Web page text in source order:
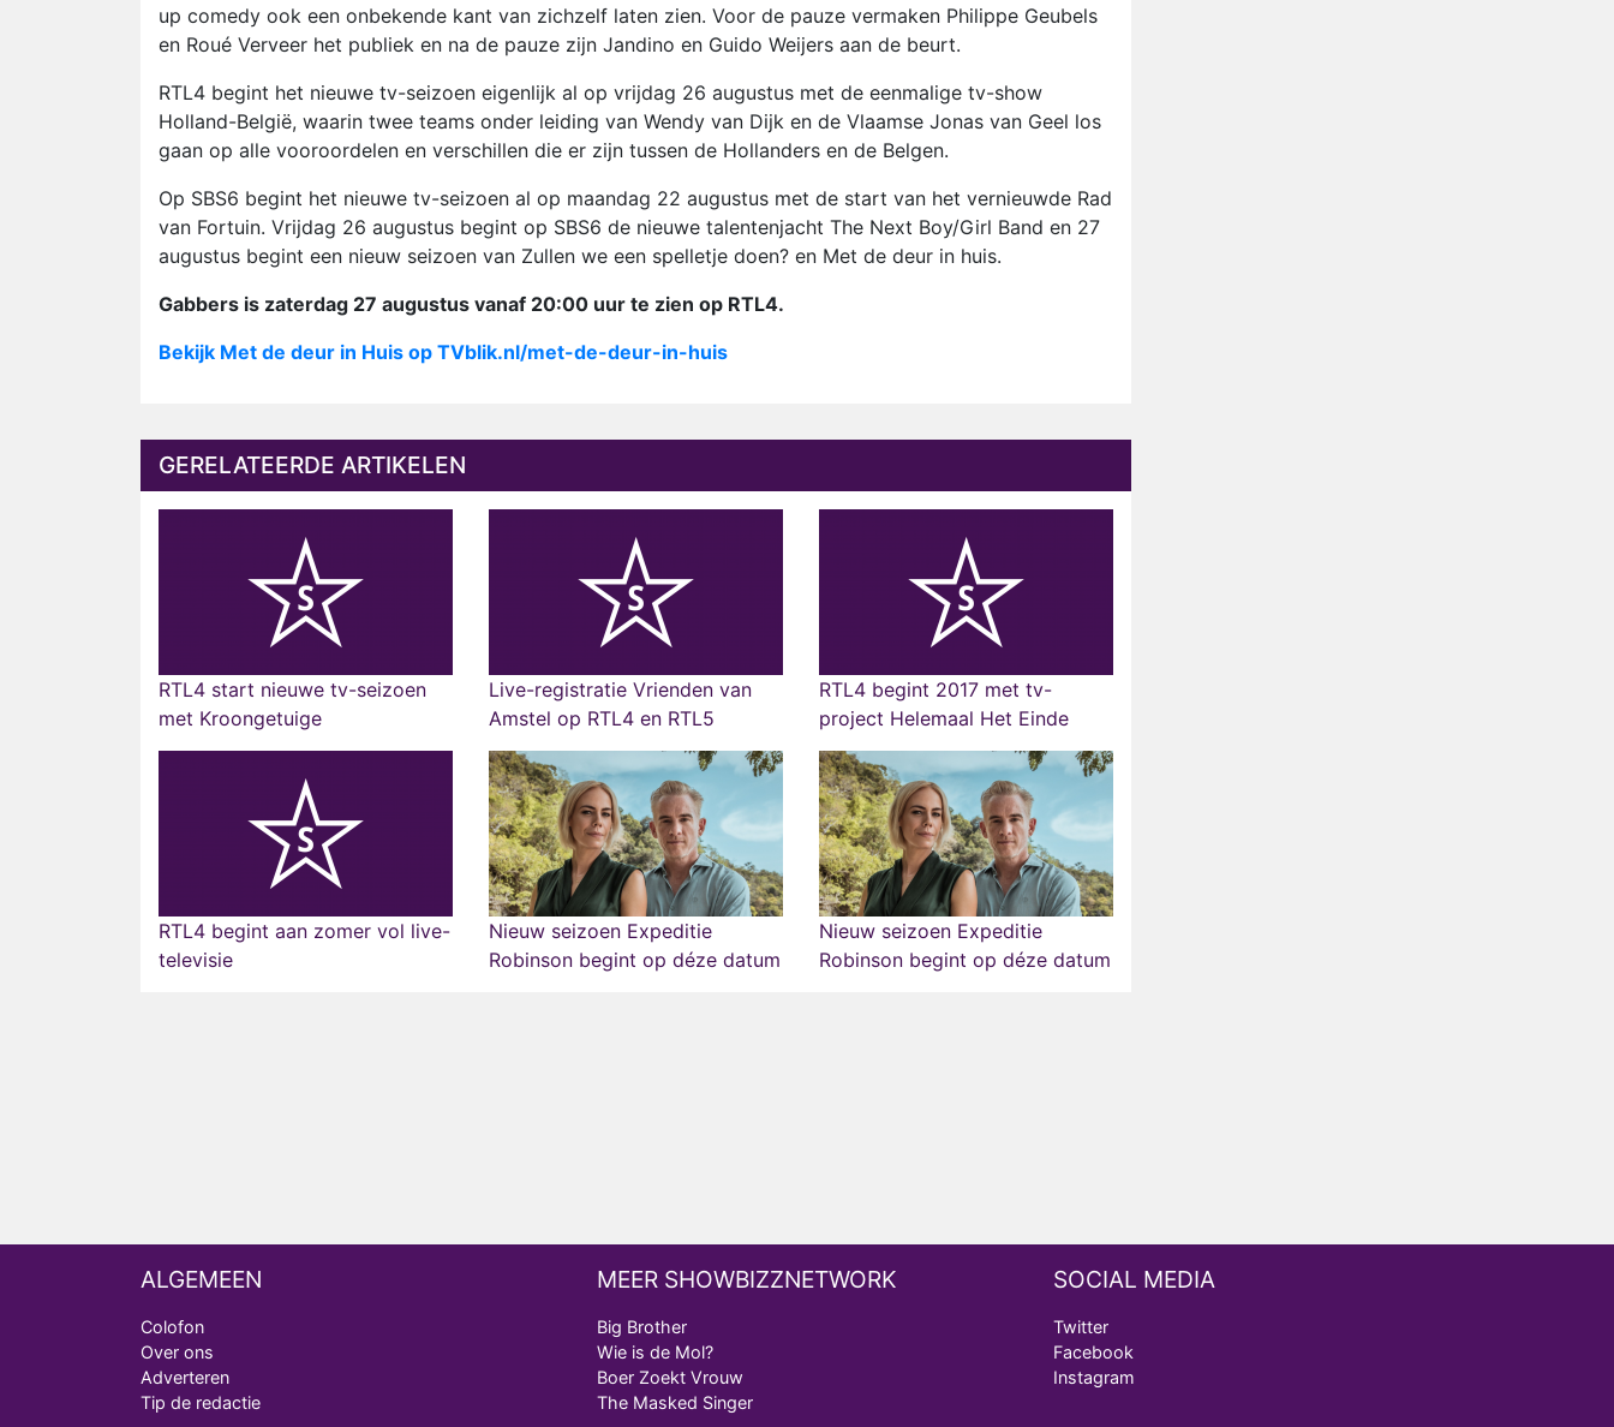
up comedy ook een onbekende kant van zichzelf laten zien. Voor de pauze vermaken Philippe Geubels
en Roué Verveer het publiek en na de pauze zijn Jandino en Guido Weijers aan de beurt.
RTL4 begint het nieuwe tv-seizoen eigenlijk al op vrijdag 26 augustus met de eenmalige tv-show
Holland-België, waarin twee teams onder leiding van Wendy van Dijk en de Vlaamse Jonas van Geel los
gaan op alle vooroordelen en verschillen die er zijn tussen de Hollanders en de Belgen.
Op SBS6 begint het nieuwe tv-seizoen al op maandag 22 augustus met de start van het vernieuwde Rad
van Fortuin. Vrijdag 26 augustus begint op SBS6 de nieuwe talentenjacht The Next Boy/Girl Band en 27
augustus begint een nieuw seizoen van Zullen we een spelletje doen? en Met de deur in huis.
Gabbers is zaterdag 27 augustus vanaf 20:00 uur te zien op RTL4.
Bekijk Met de deur in Huis op TVblik.nl/met-de-deur-in-huis
GERELATEERDE ARTIKELEN
RTL4 start nieuwe tv-seizoen
met Kroongetuige
Live-registratie Vrienden van
Amstel op RTL4 en RTL5
RTL4 begint 2017 met tv-
project Helemaal Het Einde
RTL4 begint aan zomer vol live-
televisie
Nieuw seizoen Expeditie
Robinson begint op déze datum
Nieuw seizoen Expeditie
Robinson begint op déze datum
ALGEMEEN
Colofon
Over ons
Adverteren
Tip de redactie
MEER SHOWBIZZNETWORK
Big Brother
Wie is de Mol?
Boer Zoekt Vrouw
The Masked Singer
SOCIAL MEDIA
Twitter
Facebook
Instagram